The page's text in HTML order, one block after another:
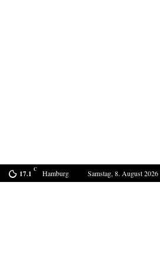
17.1 C Hamburg Samstag, 8. August 2026
Mordfall Weimar- 40